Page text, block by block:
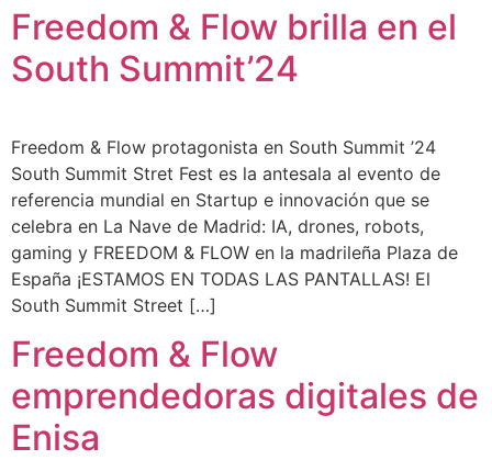
Freedom & Flow brilla en el
South Summit’24
Freedom & Flow protagonista en South Summit ’24
South Summit Stret Fest es la antesala al evento de
referencia mundial en Startup e innovación que se
celebra en La Nave de Madrid: IA, drones, robots,
gaming y FREEDOM & FLOW en la madrileña Plaza de
España ¡ESTAMOS EN TODAS LAS PANTALLAS! El
South Summit Street […]
Freedom & Flow
emprendedoras digitales de
Enisa